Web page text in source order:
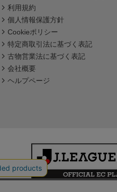
利用規約
個人情報保護方針
Cookieポリシー
特定商取引法に基づく表記
古物営業法に基づく表記
会社概要
ヘルプページ